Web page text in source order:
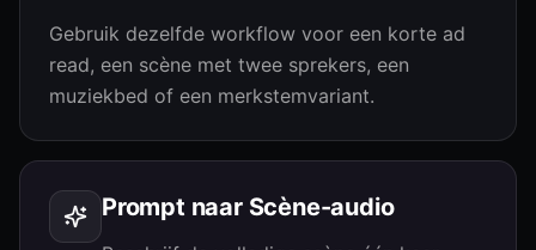
Gebruik dezelfde workflow voor een korte ad
read, een scène met twee sprekers, een
muziekbed of een merkstemvariant.
Prompt naar Scène-audio